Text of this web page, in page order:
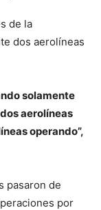
de la
dos aerolíneas
solamente
aerolíneas
operando”,
pasaron de
por